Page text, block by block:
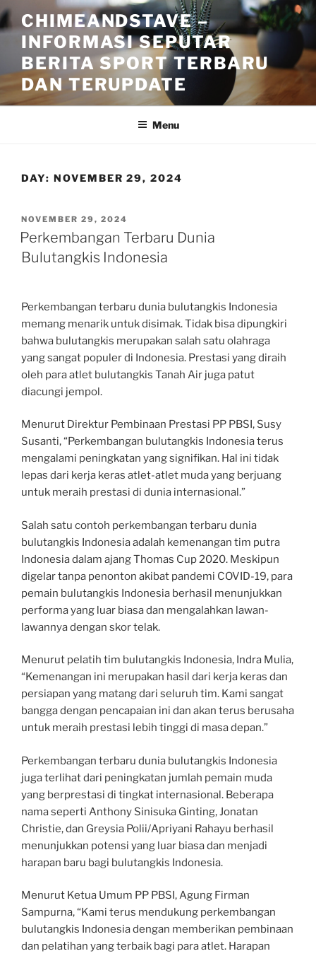
Skip
to
content
CHIMEANDSTAVE –
INFORMASI SEPUTAR
BERITA SPORT TERBARU
DAN TERUPDATE
Menu
DAY: NOVEMBER 29, 2024
POSTED
ON
NOVEMBER 29, 2024
Perkembangan Terbaru Dunia
Bulutangkis Indonesia
Perkembangan terbaru dunia bulutangkis Indonesia
memang menarik untuk disimak. Tidak bisa dipungkiri
bahwa bulutangkis merupakan salah satu olahraga
yang sangat populer di Indonesia. Prestasi yang diraih
oleh para atlet bulutangkis Tanah Air juga patut
diacungi jempol.
Menurut Direktur Pembinaan Prestasi PP PBSI, Susy
Susanti, “Perkembangan bulutangkis Indonesia terus
mengalami peningkatan yang signifikan. Hal ini tidak
lepas dari kerja keras atlet-atlet muda yang berjuang
untuk meraih prestasi di dunia internasional.”
Salah satu contoh perkembangan terbaru dunia
bulutangkis Indonesia adalah kemenangan tim putra
Indonesia dalam ajang Thomas Cup 2020. Meskipun
digelar tanpa penonton akibat pandemi COVID-19, para
pemain bulutangkis Indonesia berhasil menunjukkan
performa yang luar biasa dan mengalahkan lawan-
lawannya dengan skor telak.
Menurut pelatih tim bulutangkis Indonesia, Indra Mulia,
“Kemenangan ini merupakan hasil dari kerja keras dan
persiapan yang matang dari seluruh tim. Kami sangat
bangga dengan pencapaian ini dan akan terus berusaha
untuk meraih prestasi lebih tinggi di masa depan.”
Perkembangan terbaru dunia bulutangkis Indonesia
juga terlihat dari peningkatan jumlah pemain muda
yang berprestasi di tingkat internasional. Beberapa
nama seperti Anthony Sinisuka Ginting, Jonatan
Christie, dan Greysia Polii/Apriyani Rahayu berhasil
menunjukkan potensi yang luar biasa dan menjadi
harapan baru bagi bulutangkis Indonesia.
Menurut Ketua Umum PP PBSI, Agung Firman
Sampurna, “Kami terus mendukung perkembangan
bulutangkis Indonesia dengan memberikan pembinaan
dan pelatihan yang terbaik bagi para atlet. Harapan